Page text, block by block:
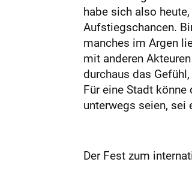
habe sich also
Aufstiegschancen.
manches im Argen
mit anderen
durchaus das
Für eine Stadt
unterwegs seien, sei
Der Fest zum